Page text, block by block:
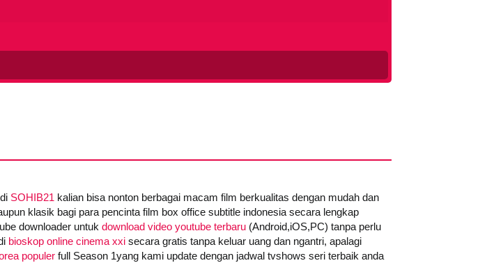
SOHIB21 kalian bisa nonton berbagai macam film berkualitas dengan mudah dan
klasik bagi para pencinta film box office subtitle indonesia secara lengkap
downloader untuk download video youtube terbaru (Android,iOS,PC) tanpa perlu
bioskop online cinema xxi secara gratis tanpa keluar uang dan ngantri, apalagi
populer full Season 1yang kami update dengan jadwal tvshows seri terbaik anda